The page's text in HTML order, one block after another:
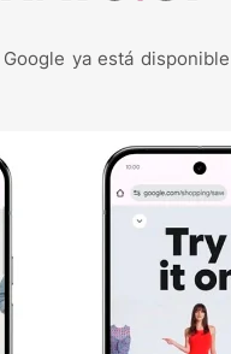
ya está